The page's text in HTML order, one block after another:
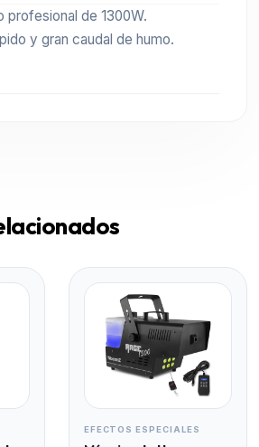
profesional de 1300W.
y gran caudal de humo.
EFECTOS ESPECIALES